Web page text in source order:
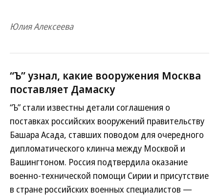
Юлия Алексеева
“Ъ” узнал, какие вооружения Москва
поставляет Дамаску
“Ъ” стали известны детали соглашения о
поставках российских вооружений правительству
Башара Асада, ставших поводом для очередного
дипломатического клинча между Москвой и
Вашингтоном. Россия подтвердила оказание
военно-технической помощи Сирии и присутствие
в стране российских военных специалистов —